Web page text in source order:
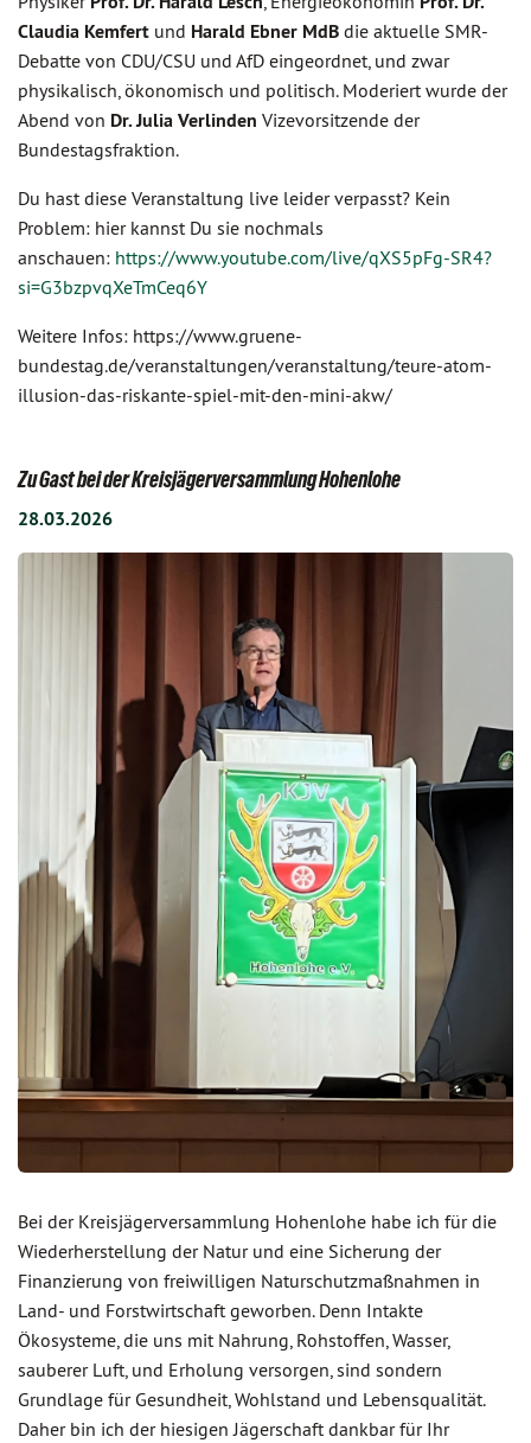
Claudia Kemfert und Harald Ebner MdB die aktuelle SMR-
Debatte von CDU/CSU und AfD eingeordnet, und zwar
physikalisch, ökonomisch und politisch. Moderiert wurde der
Abend von Dr. Julia Verlinden Vizevorsitzende der
Bundestagsfraktion.
Du hast diese Veranstaltung live leider verpasst? Kein
Problem: hier kannst Du sie nochmals
anschauen: https://www.youtube.com/live/qXS5pFg-SR4?
si=G3bzpvqXeTmCeq6Y
Weitere Infos: https://www.gruene-
bundestag.de/veranstaltungen/veranstaltung/teure-atom-
illusion-das-riskante-spiel-mit-den-mini-akw/
Zu Gast bei der Kreisjägerversammlung Hohenlohe
28.03.2026
Bei der Kreisjägerversammlung Hohenlohe habe ich für die
Wiederherstellung der Natur und eine Sicherung der
Finanzierung von freiwilligen Naturschutzmaßnahmen in
Land- und Forstwirtschaft geworben. Denn Intakte
Ökosysteme, die uns mit Nahrung, Rohstoffen, Wasser,
sauberer Luft, und Erholung versorgen, sind sondern
Grundlage für Gesundheit, Wohlstand und Lebensqualität.
Daher bin ich der hiesigen Jägerschaft dankbar für Ihr